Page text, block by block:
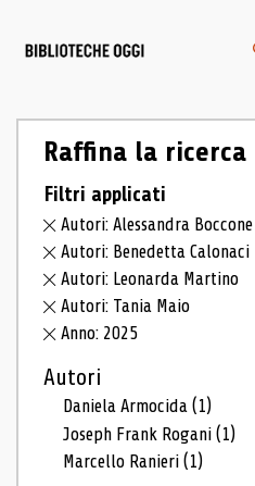
Raffina la ricerca
Filtri applicati
Autori: Alessandra Boccone
Autori: Benedetta Calonaci
Autori: Leonarda Martino
Autori: Tania Maio
Anno: 2025
Autori
Daniela Armocida(1)
Joseph Frank Rogani(1)
Marcello Ranieri(1)